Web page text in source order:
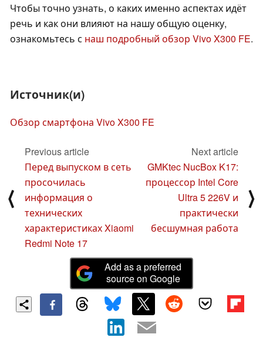
Чтобы точно узнать, о каких именно аспектах идёт
речь и как они влияют на нашу общую оценку,
ознакомьтесь с наш подробный обзор Vivo X300 FE.
Источник(и)
Обзор смартфона Vivo X300 FE
⟨
Previous article
Перед выпуском в сеть
просочилась
информация о
технических
характеристиках Xiaomi
Redmi Note 17
Next article
GMKtec NucBox K17:
процессор Intel Core
Ultra 5 226V и
практически
бесшумная работа
⟩
Add as a preferred
source on Google